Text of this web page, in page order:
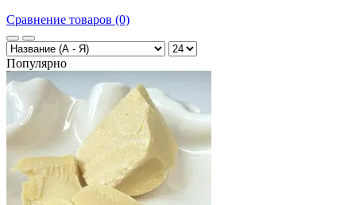
Сравнение товаров (0)
Популярно